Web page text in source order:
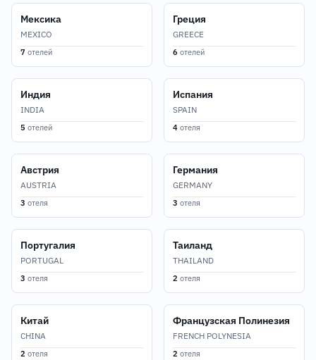
Мексика
MEXICO
7 отелей
Греция
GREECE
6 отелей
Индия
INDIA
5 отелей
Испания
SPAIN
4 отеля
Австрия
AUSTRIA
3 отеля
Германия
GERMANY
3 отеля
Португалия
PORTUGAL
3 отеля
Таиланд
THAILAND
2 отеля
Китай
CHINA
2 отеля
Французская Полинезия
FRENCH POLYNESIA
2 отеля